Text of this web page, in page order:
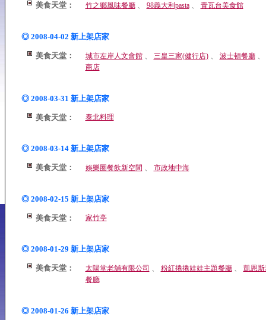
美食天堂： 竹之鄉風味餐廳、 98義大利pasta、 青瓦台美食館
◎ 2008-04-02 新上架店家
美食天堂： 城市左岸人文會館、 三皇三家(健行店)、 波士頓餐廳、
商店
◎ 2008-03-31 新上架店家
美食天堂： 泰北料理
◎ 2008-03-14 新上架店家
美食天堂： 娛樂圈餐飲新空間 、 市政地中海
◎ 2008-02-15 新上架店家
美食天堂： 家竹亭
◎ 2008-01-29 新上架店家
美食天堂： 太陽堂老舖有限公司 、 粉紅捲捲娃娃主題餐廳、 凱恩
餐廳
◎ 2008-01-26 新上架店家